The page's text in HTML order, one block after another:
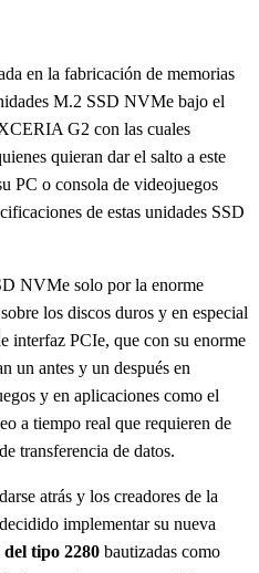
en la fabricación de memorias
M.2 SSD NVMe bajo el
G2 con las cuales
quieran dar el salto a este
PC o consola de videojuegos
de estas unidades SSD
NVMe solo por la enorme
los discos duros y en especial
interfaz PCIe, que con su enorme
un antes y un después en
y en aplicaciones como el
a tiempo real que requieren de
transferencia de datos.
atrás y los creadores de la
implementar su nueva
tipo 2280 bautizadas como